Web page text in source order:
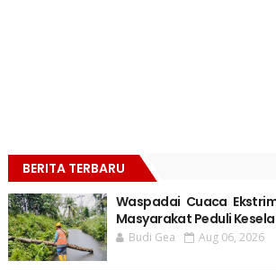
BERITA TERBARU
Waspadai Cuaca
Masyarakat Peduli
Budi Gea Aug 06, 2026